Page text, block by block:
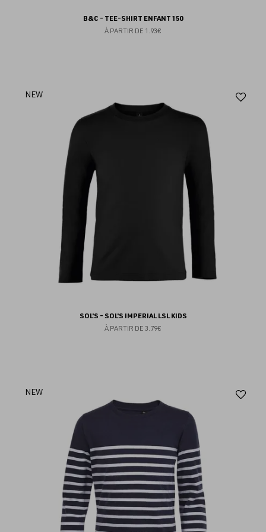
B&C - TEE-SHIRT ENFANT 150
À PARTIR DE 1.93€
NEW
SOL'S - SOL'S IMPERIAL LSL KIDS
À PARTIR DE 3.79€
NEW